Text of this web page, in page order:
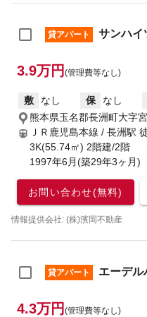
貸アパート サンハイ
3.9万円 (管理費等なし)
敷 なし 保 なし
熊本県玉名郡長洲町大字
ＪＲ鹿児島本線 / 長洲駅
3K(55.74㎡) 2階建/2階
1997年6月(築29年3ヶ月)
お問い合わせ(無料)
情報提供会社: (株)濱岡不動産
貸アパート エーデ
4.3万円 (管理費等なし)